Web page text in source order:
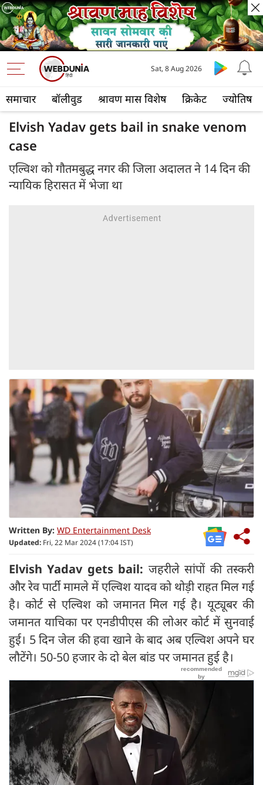
समाचार बॉलीवुड श्रावण मास विशेष क्रिकेट ज्योतिष
Sat, 8 Aug 2026
Elvish Yadav gets bail in snake venom
case
एल्विश को गौतमबुद्ध नगर की जिला अदालत ने 14 दिन की
न्यायिक हिरासत में भेजा था
Written By: WD Entertainment Desk
Updated: Fri, 22 Mar 2024 (17:04 IST)
Elvish Yadav gets bail: जहरीले सांपों की तस्करी
और रेव पार्टी मामले में एल्विश यादव को थोड़ी राहत मिल गई
है। कोर्ट से एल्विश को जमानत मिल गई है। यूट्यूबर की
जमानत याचिका पर एनडीपीएस की लोअर कोर्ट में सुनवाई
हुई। 5 दिन जेल की हवा खाने के बाद अब एल्विश अपने घर
लौटेंगे। 50-50 हजार के दो बेल बांड पर जमानत हुई है।